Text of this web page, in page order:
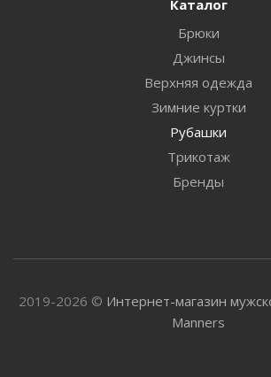
Каталог
Брюки
Джинсы
Верхняя одежда
Зимние куртки
Рубашки
Трикотаж
Бренды
2019-2026 © Интернет-магазин
Manners